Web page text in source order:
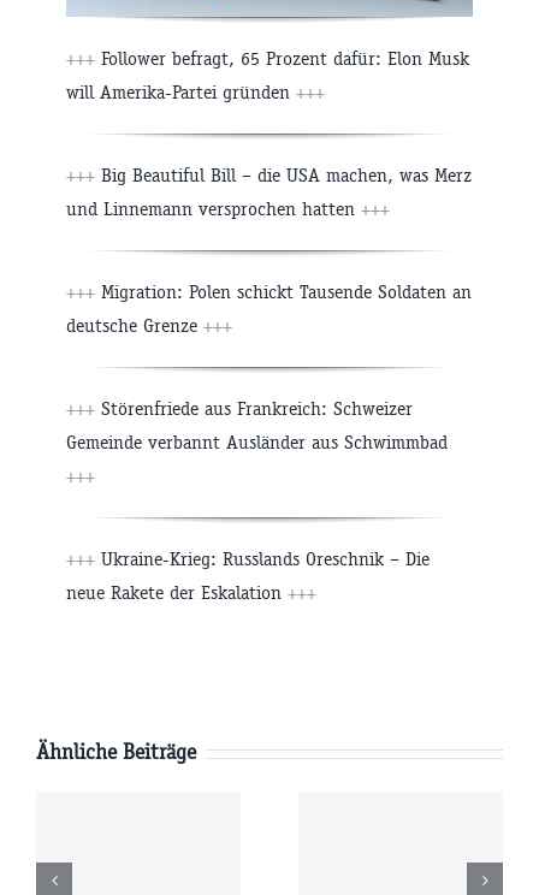
+++ Follower befragt, 65 Prozent dafür: Elon Musk
will Amerika-Partei gründen +++
+++ Big Beautiful Bill – die USA machen, was Merz
und Linnemann versprochen hatten +++
+++ Migration: Polen schickt Tausende Soldaten an
deutsche Grenze +++
+++ Störenfriede aus Frankreich: Schweizer
Gemeinde verbannt Ausländer aus Schwimmbad
+++
+++ Ukraine-Krieg: Russlands Oreschnik – Die
neue Rakete der Eskalation +++
Ähnliche Beiträge
Samstag